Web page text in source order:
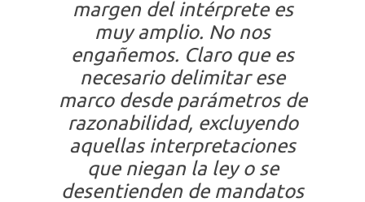
margen del intérprete es
muy amplio. No nos
engañemos. Claro que es
necesario delimitar ese
marco desde parámetros de
razonabilidad, excluyendo
aquellas interpretaciones
que niegan la ley o se
desentienden de mandatos